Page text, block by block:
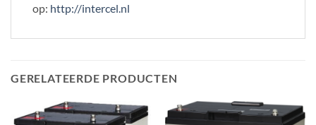
op: http://intercel.nl
GERELATEERDE PRODUCTEN